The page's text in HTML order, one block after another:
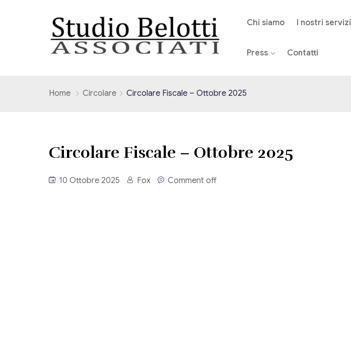
Chi siamo I nostri servizi
Press Contatti
Home Circolare Circolare Fiscale – Ottobre 2025
Circolare Fiscale – Ottobre 2025
10 Ottobre 2025 Fox Comment off